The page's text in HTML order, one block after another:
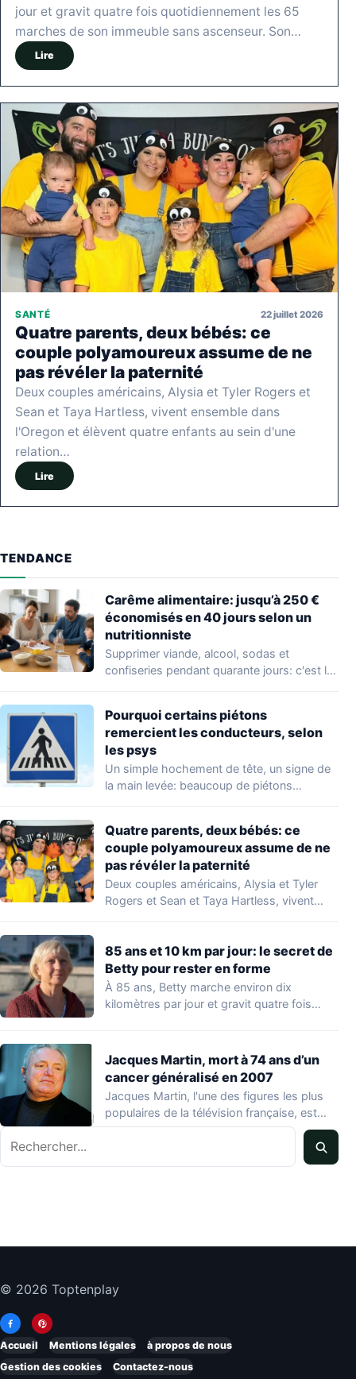
jour et gravit quatre fois quotidiennement les 65
marches de son immeuble sans ascenseur. Son…
Lire
SANTÉ 22 juillet 2026
Quatre parents, deux bébés: ce
couple polyamoureux assume de ne
pas révéler la paternité
Deux couples américains, Alysia et Tyler Rogers et
Sean et Taya Hartless, vivent ensemble dans
l'Oregon et élèvent quatre enfants au sein d'une
relation…
Lire
TENDANCE
Carême alimentaire: jusqu’à 250 €
économisés en 40 jours selon un
nutritionniste
Supprimer viande, alcool, sodas et
confiseries pendant quarante jours: c'est le
Pourquoi certains piétons
remercient les conducteurs, selon
les psys
Un simple hochement de tête, un signe de
la main levée: beaucoup de piétons…
Quatre parents, deux bébés: ce
couple polyamoureux assume de ne
pas révéler la paternité
Deux couples américains, Alysia et Tyler
Rogers et Sean et Taya Hartless, vivent
85 ans et 10 km par jour: le secret de
Betty pour rester en forme
À 85 ans, Betty marche environ dix
kilomètres par jour et gravit quatre fois…
Jacques Martin, mort à 74 ans d’un
cancer généralisé en 2007
Jacques Martin, l'une des figures les plus
populaires de la télévision française, est
décédé…
© 2026 Toptenplay
Accueil Mentions légales
à propos de nous
Gestion des cookies
Contactez-nous